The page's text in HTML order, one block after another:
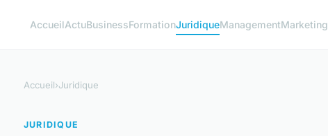
AccueilActuBusinessFormationJuridiqueManagementMarketing
Accueil›Juridique
JURIDIQUE